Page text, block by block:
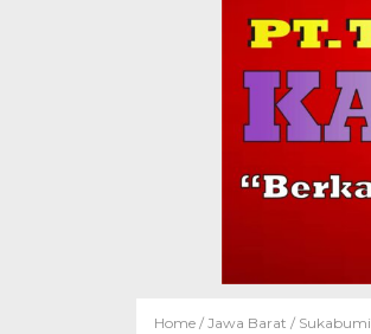
Home / Jawa Barat / Sukabumi